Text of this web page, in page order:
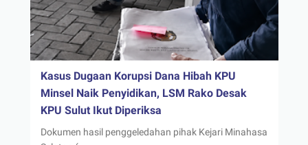
Kasus Dugaan Korupsi Dana Hibah KPU
Minsel Naik Penyidikan, LSM Rako Desak
KPU Sulut Ikut Diperiksa
Dokumen hasil penggeledahan pihak Kejari Minahasa